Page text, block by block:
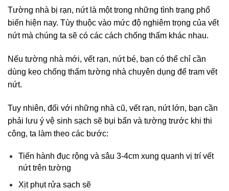
Tường nhà bị rạn, nứt là một trong những tình trạng phổ
biến hiện nay. Tùy thuộc vào mức độ nghiêm trọng của vết
nứt mà chúng ta sẽ có các cách chống thấm khác nhau.
Nếu tường nhà mới, vết rạn, nứt bé, bạn có thể chỉ cần
dùng keo chống thấm tường nhà chuyên dụng để tram vết
nứt.
Tuy nhiên, đối với những nhà cũ, vết rạn, nứt lớn, bạn cần
phải lưu ý vệ sinh sạch sẽ bụi bẩn và tường trước khi thi
công, ta làm theo các bước:
Tiến hành đục rộng và sâu 3-4cm xung quanh vị trí vết
nứt trên tường
Xịt phụt rửa sạch sẽ